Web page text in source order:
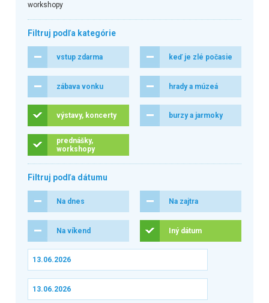
workshopy
Filtruj podľa kategórie
vstup zdarma keď je zlé počasie
zábava vonku hrady a múzeá
výstavy, koncerty burzy a jarmoky
prednášky,
workshopy
Filtruj podľa dátumu
Na dnes Na zajtra
Na víkend Iný dátum